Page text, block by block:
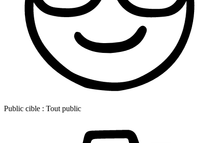
Public cible : Tout public